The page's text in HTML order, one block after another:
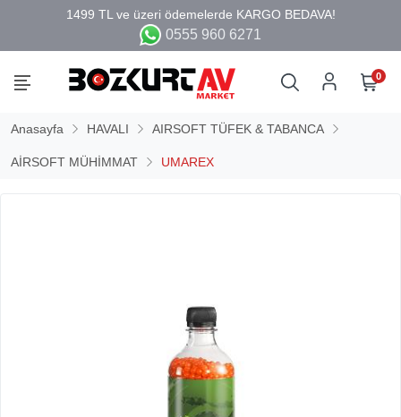
0555 960 6271
0
Anasayfa HAVALI AIRSOFT TÜFEK & TABANCA
AİRSOFT MÜHİMMAT UMAREX